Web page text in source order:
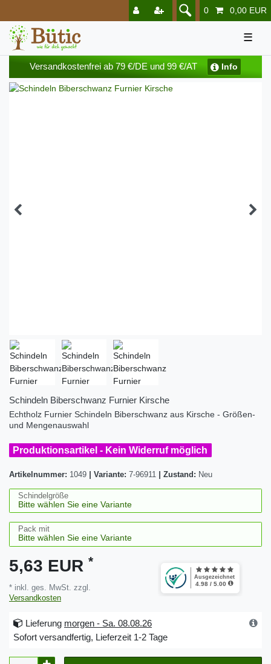
0 0,00 EUR
☰
Versandkostenfrei ab 79 €/DE und 99 €/AT Info
Schindeln Biberschwanz Furnier Kirsche
Echtholz Furnier Schindeln Biberschwanz aus Kirsche - Größen-
und Mengenauswahl
Produktionsartikel - Kein Widerruf möglich
Artikelnummer: 1049 Variante: 7-96911 Zustand: Neu
Schindelgröße
Pack mit
5,63 EUR *
* inkl. ges. MwSt. zzgl.
Versandkosten
Lieferung morgen - Sa. 08.08.26
Sofort versandfertig, Lieferzeit 1-2 Tage